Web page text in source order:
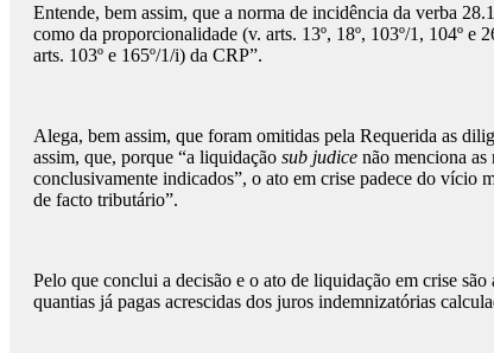
Entende, bem assim, que a norma de incidência da verba
como da proporcionalidade (v. arts. 13º, 18º, 103º/1, 104º e
arts. 103º e 165º/1/i) da CRP”.
Alega, bem assim, que foram omitidas pela Requerida as
assim, que, porque “a liquidação sub judice não menciona
conclusivamente indicados”, o ato em crise padece do vício
de facto tributário”.
Pelo que conclui a decisão e o ato de liquidação em crise
quantias já pagas acrescidas dos juros indemnizatórias